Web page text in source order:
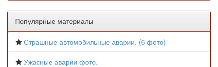
Популярные материалы
Страшные автомобильные аварии. (6 фото)
Ужасные аварии фото.